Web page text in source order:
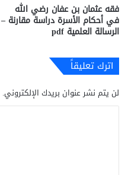
فقه عثمان بن عفان رضي الله
في أحكام الأسرة دراسة مقارنة –
الرسالة العلمية pdf
اترك تعليقاً
لن يتم نشر عنوان بريدك الإلكتروني.